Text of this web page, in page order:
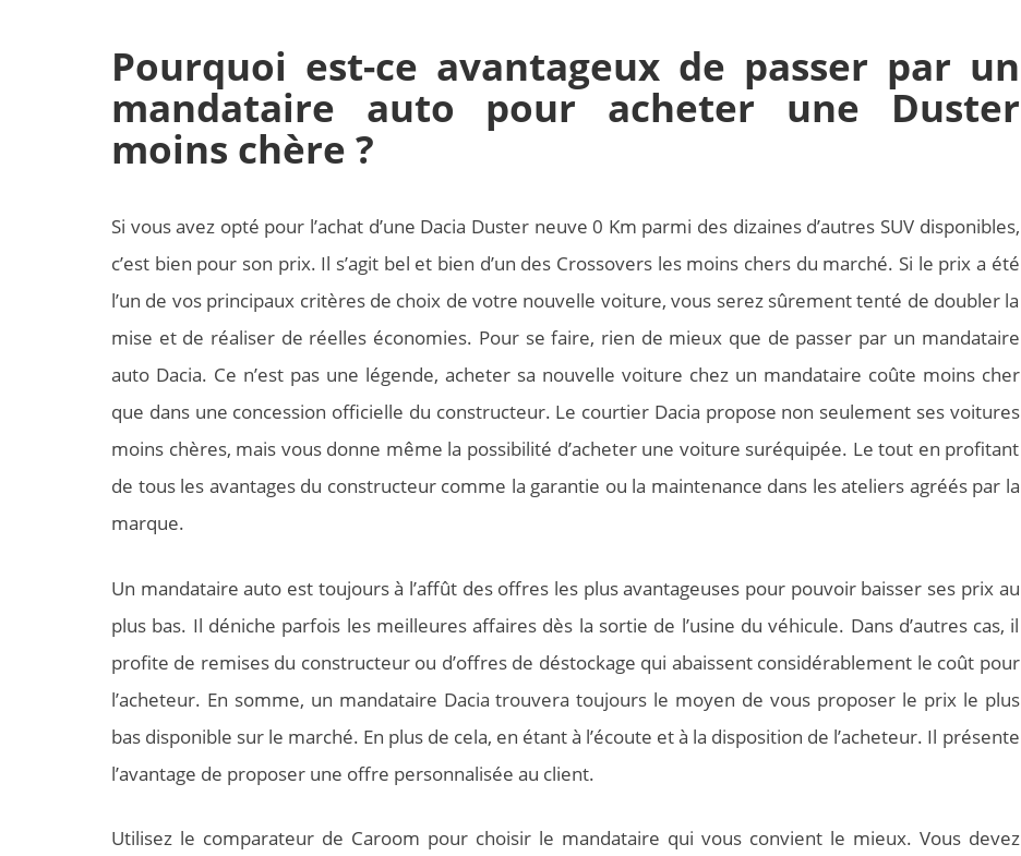
Pourquoi est-ce avantageux de passer par un
mandataire auto pour acheter une Duster
moins chère ?
Si vous avez opté pour l’achat d’une Dacia Duster neuve 0 Km parmi des dizaines d’autres SUV disponibles,
c’est bien pour son prix. Il s’agit bel et bien d’un des Crossovers les moins chers du marché. Si le prix a été
l’un de vos principaux critères de choix de votre nouvelle voiture, vous serez sûrement tenté de doubler la
mise et de réaliser de réelles économies. Pour se faire, rien de mieux que de passer par un mandataire
auto Dacia. Ce n’est pas une légende, acheter sa nouvelle voiture chez un mandataire coûte moins cher
que dans une concession officielle du constructeur. Le courtier Dacia propose non seulement ses voitures
moins chères, mais vous donne même la possibilité d’acheter une voiture suréquipée. Le tout en profitant
de tous les avantages du constructeur comme la garantie ou la maintenance dans les ateliers agréés par la
marque.
Un mandataire auto est toujours à l’affût des offres les plus avantageuses pour pouvoir baisser ses prix au
plus bas. Il déniche parfois les meilleures affaires dès la sortie de l’usine du véhicule. Dans d’autres cas, il
profite de remises du constructeur ou d’offres de déstockage qui abaissent considérablement le coût pour
l’acheteur. En somme, un mandataire Dacia trouvera toujours le moyen de vous proposer le prix le plus
bas disponible sur le marché. En plus de cela, en étant à l’écoute et à la disposition de l’acheteur. Il présente
l’avantage de proposer une offre personnalisée au client.
Utilisez le comparateur de Caroom pour choisir le mandataire qui vous convient le mieux. Vous devez